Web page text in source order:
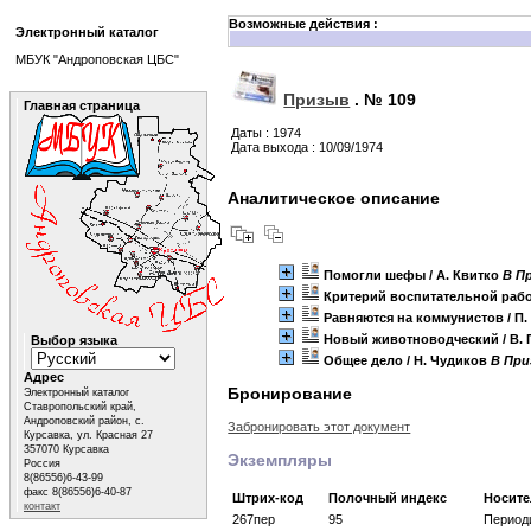
Возможные действия :
Призыв . № 109
Даты : 1974
Дата выхода : 10/09/1974
Аналитическое описание
Помогли шефы / А. КвиткоB
Критерий воспитательной
Равняются на коммунистов /
Новый животноводческий / В.
Общее дело / Н. ЧудиковB
Бронирование
Забронировать этот документ
Экземпляры
Штрих-код Полочный индекс
267пер
95
Электронный каталог
МБУК "Андроповская ЦБС"
Главная страница
Выбор языка
Адрес
Электронный каталог
Ставропольский край,
Андроповский район, с.
Курсавка, ул. Красная 27
357070 Курсавка
Россия
8(86556)6-43-99
факс 8(86556)6-40-87
контакт